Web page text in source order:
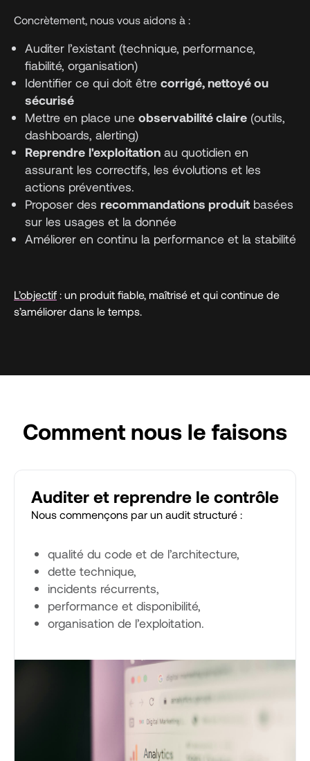
Concrètement, nous vous aidons à :
Auditer l’existant (technique, performance,
fiabilité, organisation)
Identifier ce qui doit être corrigé, nettoyé ou
sécurisé
Mettre en place une observabilité claire (outils,
dashboards, alerting)
Reprendre l'exploitation au quotidien en
assurant les correctifs, les évolutions et les
actions préventives.
Proposer des recommandations produit basées
sur les usages et la donnée
Améliorer en continu la performance et la stabilité
L’objectif : un produit fiable, maîtrisé et qui continue de
s’améliorer dans le temps.
Comment nous le faisons
Auditer et reprendre le contrôle
Nous commençons par un audit structuré :
qualité du code et de l’architecture,
dette technique,
incidents récurrents,
performance et disponibilité,
organisation de l’exploitation.